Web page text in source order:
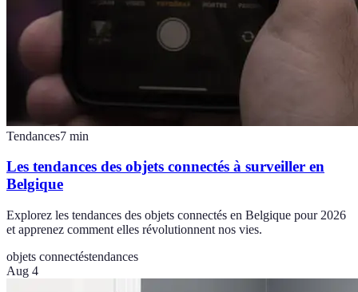
Tendances7 min
Les tendances des objets connectés à surveiller en
Belgique
Explorez les tendances des objets connectés en Belgique pour 2026
et apprenez comment elles révolutionnent nos vies.
objets connectéstendances
Aug 4